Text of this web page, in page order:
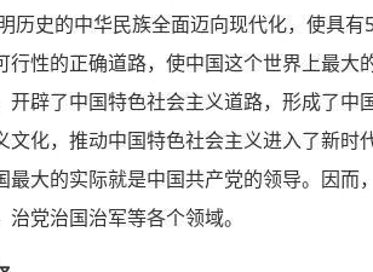
历史的中华民族全面迈向现代化，使具
性的正确道路，使中国这个世界上最大
辟了中国特色社会主义道路，形成了中
化，推动中国特色社会主义进入了新时
大的实际就是中国共产党的领导。因而
党治国治军等各个领域。